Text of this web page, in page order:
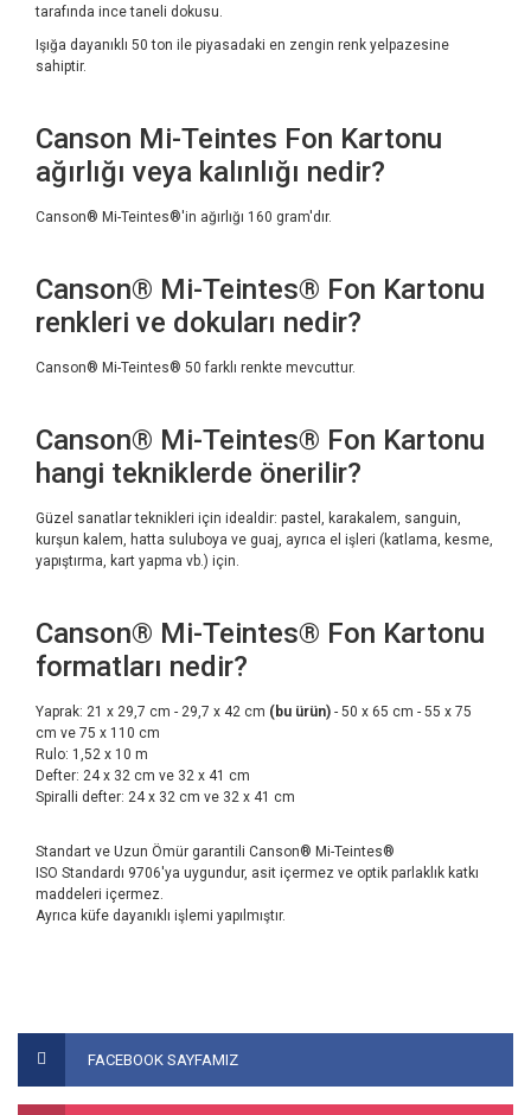
tarafında ince taneli dokusu.
Işığa dayanıklı 50 ton ile piyasadaki en zengin renk yelpazesine
sahiptir.
Canson Mi-Teintes Fon Kartonu
ağırlığı veya kalınlığı nedir?
Canson® Mi-Teintes®'in ağırlığı 160 gram'dır.
Canson® Mi-Teintes® Fon Kartonu
renkleri ve dokuları nedir?
Canson® Mi-Teintes® 50 farklı renkte mevcuttur.
Canson® Mi-Teintes® Fon Kartonu
hangi tekniklerde önerilir?
Güzel sanatlar teknikleri için idealdir: pastel, karakalem, sanguin,
kurşun kalem, hatta suluboya ve guaj, ayrıca el işleri (katlama, kesme,
yapıştırma, kart yapma vb.) için.
Canson® Mi-Teintes® Fon Kartonu
formatları nedir?
Yaprak: 21 x 29,7 cm - 29,7 x 42 cm (bu ürün) - 50 x 65 cm - 55 x 75
cm ve 75 x 110 cm
Rulo: 1,52 x 10 m
Defter: 24 x 32 cm ve 32 x 41 cm
Spiralli defter: 24 x 32 cm ve 32 x 41 cm
Standart ve Uzun Ömür garantili Canson® Mi-Teintes®
ISO Standardı 9706'ya uygundur, asit içermez ve optik parlaklık katkı
maddeleri içermez.
Ayrıca küfe dayanıklı işlemi yapılmıştır.
Bu ürüne ilk yorumu siz yapın!
kullanarak tarafımıza iletebilirsiniz.
Görüş ve önerileriniz için teşekkür ederiz.
FACEBOOK SAYFAMIZ